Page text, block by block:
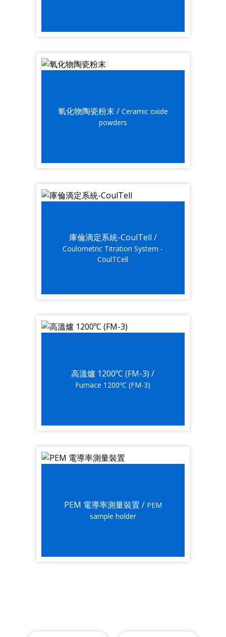
氧化物陶瓷粉末 / Ceramic oxide
powders
庫倫滴定系統-CoulTell /
Coulometric Titration System -
CoulTCell
高溫爐 1200ºC (FM-3) /
Furnace 1200ºC (FM-3)
PEM 電導率測量裝置 / PEM
sample holder